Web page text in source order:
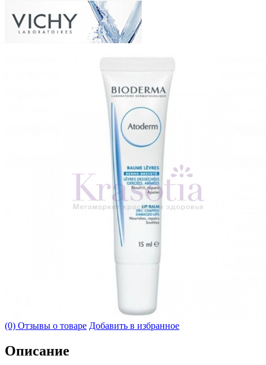
(0) Отзывы о товаре Добавить в избранное
Описание